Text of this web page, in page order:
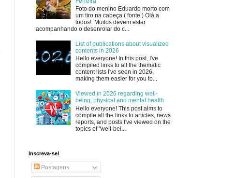
Foto do menino Eduardo morto com
um tiro na cabeça ( fonte ) Olá a
todos! Muitos devem estar
acompanhando o desenrolar do c...
List of publications about visualized
contents in 2026
Hello everyone! In this post, I've
compiled links to all the thematic
content lists I've seen in 2026,
making them easier for you to...
Viewed in 2026 regarding well-
being, physical and mental health
Hello everyone! This post aims to
compile all the links to articles, news
reports, and posts I've viewed on the
topics of "well-bei...
Inscreva-se!
Postagens